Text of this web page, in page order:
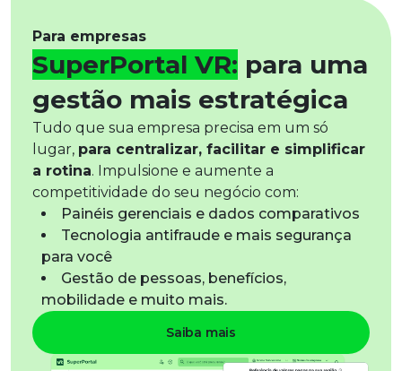
Para empresas
SuperPortal VR: para uma
gestão mais estratégica
Tudo que sua empresa precisa em um só
lugar, para centralizar, facilitar e simplificar
a rotina. Impulsione e aumente a
competitividade do seu negócio com:
Painéis gerenciais e dados comparativos
Tecnologia antifraude e mais segurança
para você
Gestão de pessoas, benefícios,
mobilidade e muito mais.
​Saiba mais